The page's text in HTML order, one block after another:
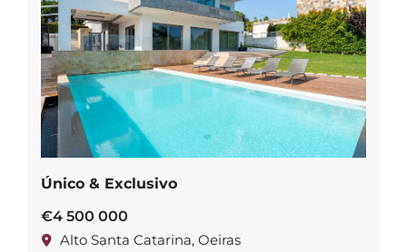
Único & Exclusivo
€4 500 000
Alto Santa Catarina, Oeiras